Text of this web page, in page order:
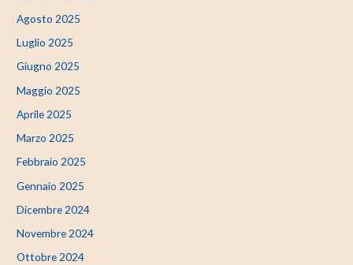
Agosto 2025
Luglio 2025
Giugno 2025
Maggio 2025
Aprile 2025
Marzo 2025
Febbraio 2025
Gennaio 2025
Dicembre 2024
Novembre 2024
Ottobre 2024